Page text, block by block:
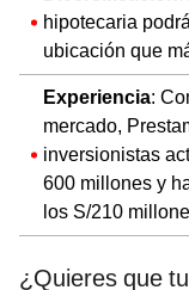
hipotecaria
ubicación que
Experiencia:
mercado,
inversionistas
600 millones y
los S/210
¿Quieres que